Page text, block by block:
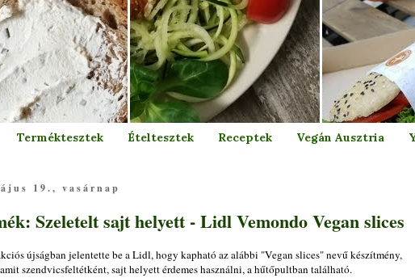
Terméktesztek Ételtesztek Receptek Vegán Ausztria
19., vasárnap
Szeletelt sajt helyett - Lidl Vemondo Vegan slices
újságban jelentette be a Lidl, hogy kapható az alábbi "Vegan slices" nevű készítmény,
amit szendvicsfeltétként, sajt helyett érdemes használni, a hűtőpultban található.